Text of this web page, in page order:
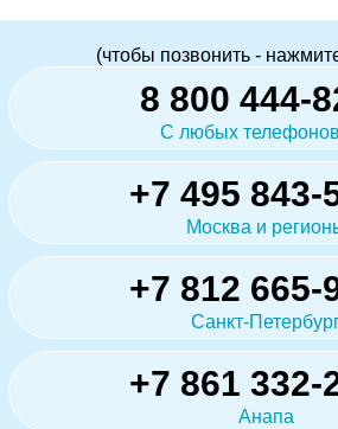
(чтобы позвонить -
8 800 444-
С любых
+7 495 843-
Москва и
+7 812 665-
Санкт-
+7 861 332-
Анапа